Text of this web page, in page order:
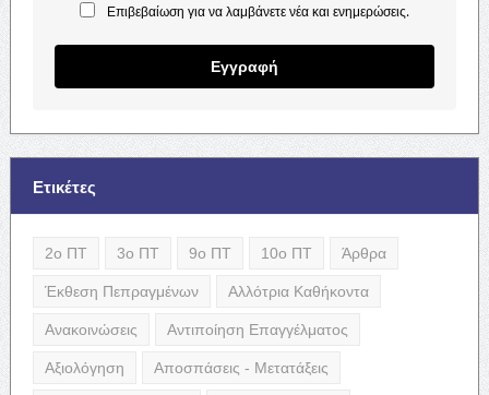
Επιβεβαίωση για να λαμβάνετε νέα και ενημερώσεις.
Εγγραφή
Ετικέτες
2ο ΠΤ 3ο ΠΤ 9ο ΠΤ 10ο ΠΤ Άρθρα
Έκθεση Πεπραγμένων Αλλότρια Καθήκοντα
Ανακοινώσεις Αντιποίηση Επαγγέλματος
Αξιολόγηση Αποσπάσεις - Μετατάξεις